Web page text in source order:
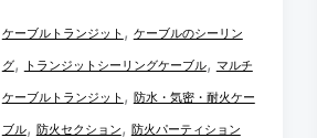
ブ
ル
ト
ケーブルトランジット , ケーブルのシーリン
グ, トランジットシーリングケーブル, マルチ
ケーブルトランジット , 防水・気密・耐火ケー
ブル, 防火セクション, 防火パーティション